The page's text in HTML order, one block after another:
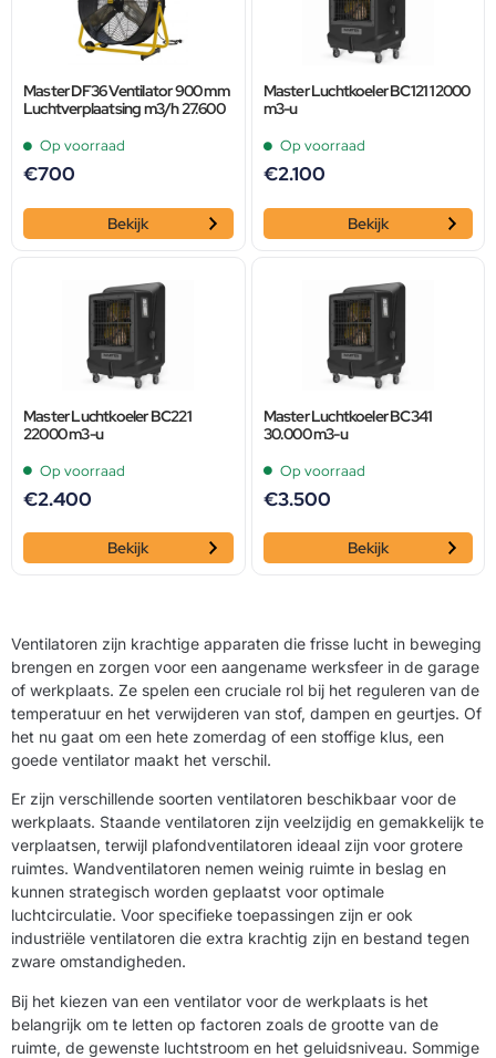
Master DF36 Ventilator 900 mm
Luchtverplaatsing m3/h 27.600
Op voorraad
€700
Bekijk
Master Luchtkoeler BC121 12000
m3-u
Op voorraad
€2.100
Bekijk
Master Luchtkoeler BC221
22000 m3-u
Op voorraad
€2.400
Bekijk
Master Luchtkoeler BC341
30.000 m3-u
Op voorraad
€3.500
Bekijk
Ventilatoren zijn krachtige apparaten die frisse lucht in beweging
brengen en zorgen voor een aangename werksfeer in de garage
of werkplaats. Ze spelen een cruciale rol bij het reguleren van de
temperatuur en het verwijderen van stof, dampen en geurtjes. Of
het nu gaat om een hete zomerdag of een stoffige klus, een
goede ventilator maakt het verschil.
Er zijn verschillende soorten ventilatoren beschikbaar voor de
werkplaats. Staande ventilatoren zijn veelzijdig en gemakkelijk te
verplaatsen, terwijl plafondventilatoren ideaal zijn voor grotere
ruimtes. Wandventilatoren nemen weinig ruimte in beslag en
kunnen strategisch worden geplaatst voor optimale
luchtcirculatie. Voor specifieke toepassingen zijn er ook
industriële ventilatoren die extra krachtig zijn en bestand tegen
zware omstandigheden.
Bij het kiezen van een ventilator voor de werkplaats is het
belangrijk om te letten op factoren zoals de grootte van de
ruimte, de gewenste luchtstroom en het geluidsniveau. Sommige